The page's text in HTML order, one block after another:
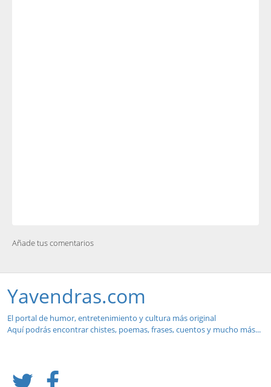
Añade tus comentarios
Yavendras.com
El portal de humor, entretenimiento y cultura más original
Aquí podrás encontrar chistes, poemas, frases, cuentos y mucho más...